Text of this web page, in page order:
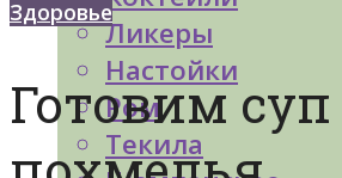
Ликеры
Настойки
Ром
Текила
Здоровье
Готовим суп